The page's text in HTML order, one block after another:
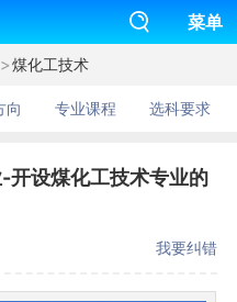
菜单
>煤化工技术
向 专业课程 选科要求
开设煤化工技术专业的
我要纠错